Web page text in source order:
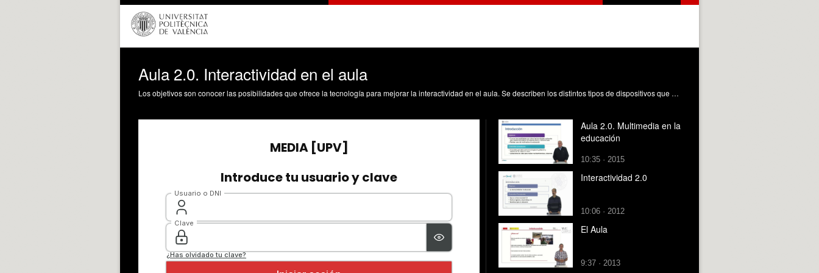
Aula 2.0. Interactividad en el aula
Los objetivos son conocer las posibilidades que ofrece la tecnología para mejorar la interactividad en el aula. Se describen los distintos tipos de dispositivos que pueden utilizarse en el aula para mejorar la experiencia de interactividad Ferrando Bataller, M. (2016). Aula 2.0. Interactividad en el aula. https://riunet.upv.es/handle/10251/63568 DER
Aula 2.0. Multimedia en la
educación
10:35 · 2015
Interactividad 2.0
10:06 · 2012
El Aula
9:37 · 2013